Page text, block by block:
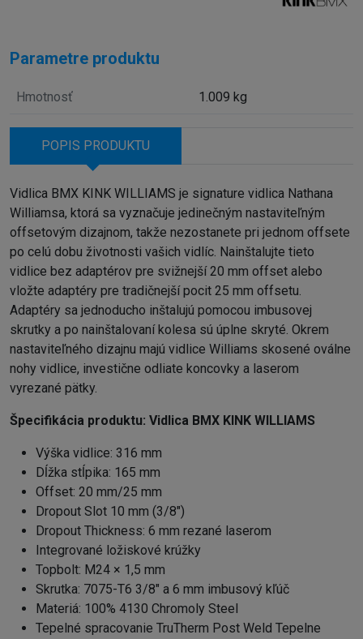
Parametre produktu
Hmotnosť 1.009 kg
POPIS PRODUKTU
Vidlica BMX KINK WILLIAMS je signature vidlica Nathana
Williamsa, ktorá sa vyznačuje jedinečným nastaviteľným
offsetovým dizajnom, takže nezostanete pri jednom offsete
po celú dobu životnosti vašich vidlíc. Nainštalujte tieto
vidlice bez adaptérov pre svižnejší 20 mm offset alebo
vložte adaptéry pre tradičnejší pocit 25 mm offsetu.
Adaptéry sa jednoducho inštalujú pomocou imbusovej
skrutky a po nainštalovaní kolesa sú úplne skryté. Okrem
nastaviteľného dizajnu majú vidlice Williams skosené oválne
nohy vidlice, investične odliate koncovky a laserom
vyrezané pätky.
Špecifikácia produktu: Vidlica BMX KINK WILLIAMS
Výška vidlice: 316 mm
Dĺžka stĺpika: 165 mm
Offset: 20 mm/25 mm
Dropout Slot 10 mm (3/8")
Dropout Thickness: 6 mm rezané laserom
Integrované ložiskové krúžky
Topbolt: M24 × 1,5 mm
Skrutka: 7075-T6 3/8" a 6 mm imbusový kľúč
Materiá: 100% 4130 Chromoly Steel
Tepelné spracovanie TruTherm Post Weld Tepelne